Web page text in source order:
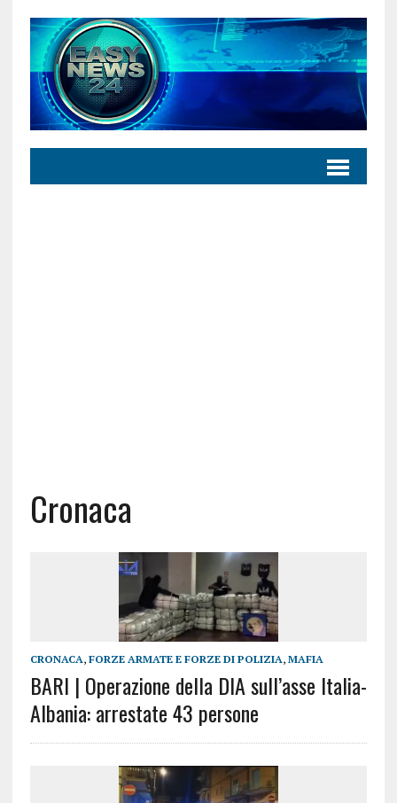
Cronaca
CRONACA, FORZE ARMATE E FORZE DI POLIZIA, MAFIA
BARI | Operazione della DIA sull’asse Italia-
Albania: arrestate 43 persone